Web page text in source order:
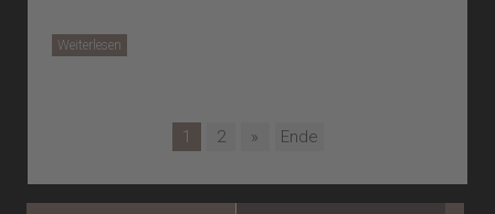
Weiterlesen
1 2 » Ende